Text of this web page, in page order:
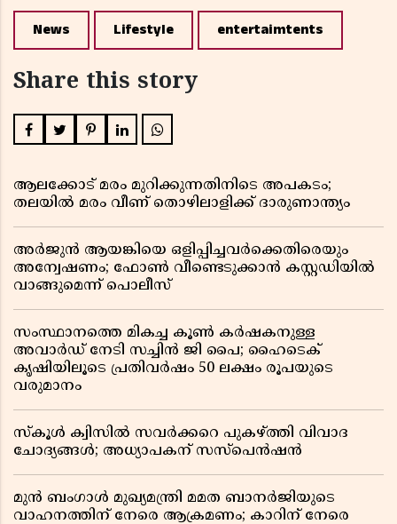
News Lifestyle entertaimtents
Share this story
ആലക്കോട് മരം മുറിക്കുന്നതിനിടെ അപകടം;
തലയിൽ മരം വീണ് തൊഴിലാളിക്ക് ദാരുണാന്ത്യം
അർജുൻ ആയങ്കിയെ ഒളിപ്പിച്ചവർക്കെതിരെയും
അന്വേഷണം; ഫോൺ വീണ്ടെടുക്കാൻ കസ്റ്റഡിയിൽ
വാങ്ങുമെന്ന് പൊലീസ്
സംസ്ഥാനത്തെ മികച്ച കൂൺ കർഷകനുള്ള
അവാർഡ് നേടി സച്ചിൻ ജി പൈ; ഹൈടെക്
കൃഷിയിലൂടെ പ്രതിവർഷം 50 ലക്ഷം രൂപയുടെ
വരുമാനം
സ്കൂൾ ക്വിസിൽ സവർക്കറെ പുകഴ്ത്തി വിവാദ
ചോദ്യങ്ങൾ; അധ്യാപകന് സസ്പെൻഷൻ
മുൻ ബംഗാൾ മുഖ്യമന്ത്രി മമത ബാനർജിയുടെ
വാഹനത്തിന് നേരെ ആക്രമണം; കാറിന് നേരെ